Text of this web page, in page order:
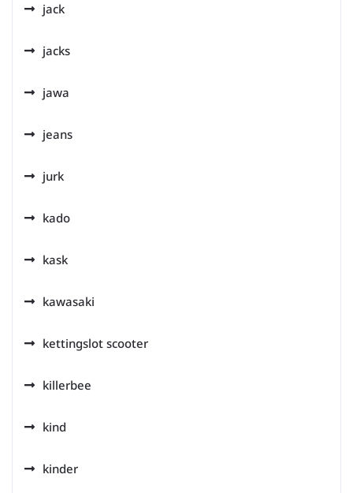
jack
jacks
jawa
jeans
jurk
kado
kask
kawasaki
kettingslot scooter
killerbee
kind
kinder